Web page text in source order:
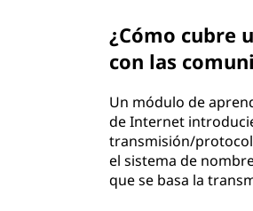
¿Cómo cubre
con las
Un módulo de
de Internet
transmisión/
el sistema de
que se basa la